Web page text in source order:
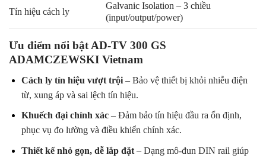
Tín hiệu cách ly
Galvanic Isolation – 3 chiều
(input/output/power)
Ưu điểm nổi bật AD-TV 300 GS
ADAMCZEWSKI Vietnam
Cách ly tín hiệu vượt trội– Bảo vệ thiết bị khỏi nhiễu điện
từ, xung áp và sai lệch tín hiệu.
Khuếch đại chính xác– Đảm bảo tín hiệu đầu ra ổn định,
phục vụ đo lường và điều khiển chính xác.
Thiết kế nhỏ gọn, dễ lắp đặt– Dạng mô-đun DIN rail giúp